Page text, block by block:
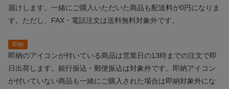
届けします。一緒にご購入いただいた商品も配送料が0円になりま
す。ただし、FAX・電話注文は送料無料対象外です。
即納
即納のアイコンが付いている商品は営業日の13時までの注文で即
日出荷します。銀行振込・郵便振込は対象外です。即納アイコン
が付いていない商品も一緒にご購入された場合は即納対象外にな